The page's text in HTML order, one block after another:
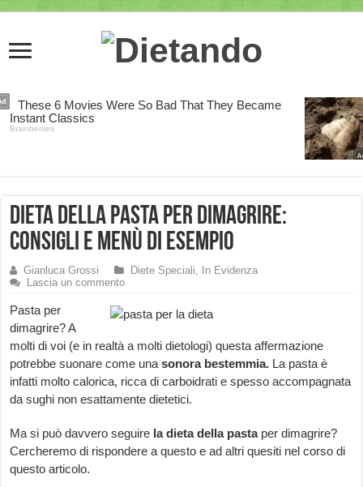
Dieta della Pasta per Dimagrire:
Consigli e Menù di esempio
Gianluca Grossi Diete Speciali,
In Evidenza
Lascia un commento
Pasta per
dimagrire? A
molti di voi (e in realtà a molti dietologi) questa affermazione
potrebbe suonare come unasonora bestemmia. La pasta è
infatti molto calorica, ricca di carboidrati e spesso accompagnata
da sughi non esattamente dietetici.
Ma si può davvero seguire la dieta della pastaper dimagrire?
Cercheremo di rispondere a questo e ad altri quesiti nel corso di
questo articolo.